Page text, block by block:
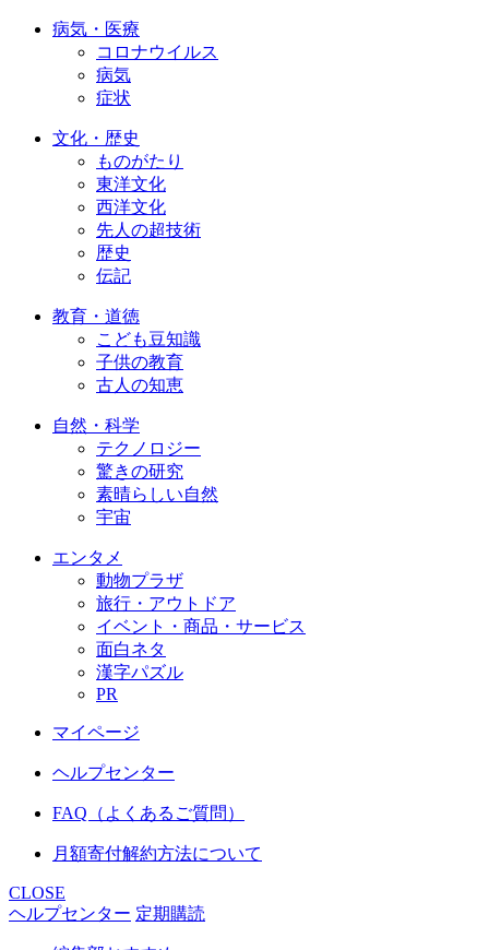
病気・医療
コロナウイルス
病気
症状
文化・歴史
ものがたり
東洋文化
西洋文化
先人の超技術
歴史
伝記
教育・道徳
こども豆知識
子供の教育
古人の知恵
自然・科学
テクノロジー
驚きの研究
素晴らしい自然
宇宙
エンタメ
動物プラザ
旅行・アウトドア
イベント・商品・サービス
面白ネタ
漢字パズル
PR
マイページ
ヘルプセンター
FAQ（よくあるご質問）
月額寄付解約方法について
CLOSE
ヘルプセンター 定期購読